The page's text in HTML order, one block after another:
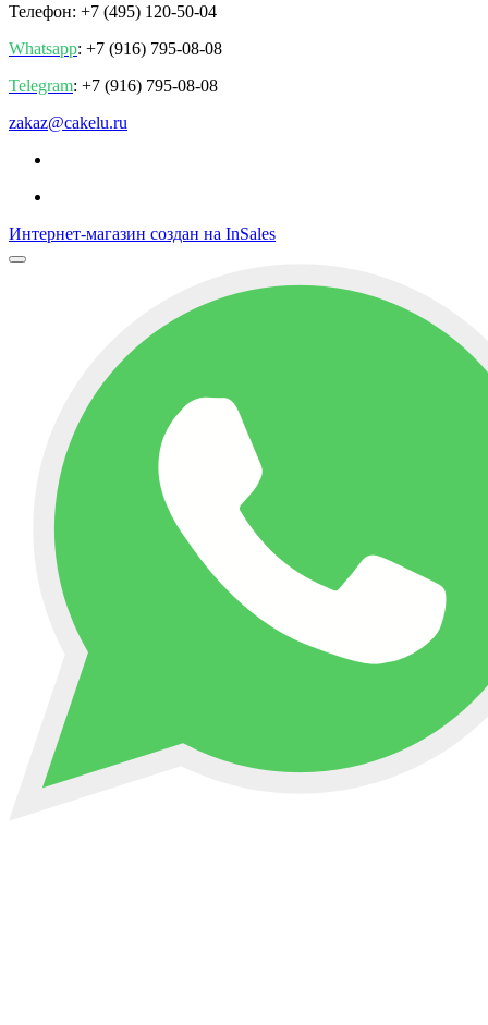
Телефон: +7 (495) 120-50-04
Whatsapp: +7 (916) 795-08-08
Telegram: +7 (916) 795-08-08
zakaz@cakelu.ru
Интернет-магазин создан на InSales